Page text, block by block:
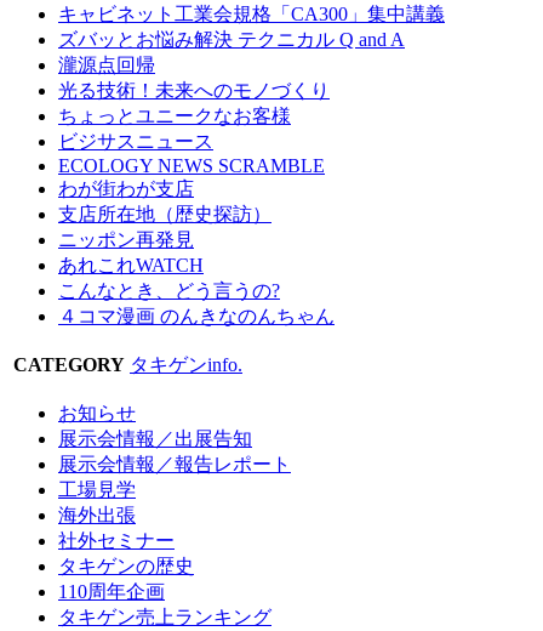
キャビネット工業会規格「CA300」集中講義
ズバッとお悩み解決 テクニカル Q and A
瀧源点回帰
光る技術！未来へのモノづくり
ちょっとユニークなお客様
ビジサスニュース
ECOLOGY NEWS SCRAMBLE
わが街わが支店
支店所在地（歴史探訪）
ニッポン再発見
あれこれWATCH
こんなとき、どう言うの?
４コマ漫画 のんきなのんちゃん
CATEGORY タキゲンinfo.
お知らせ
展示会情報／出展告知
展示会情報／報告レポート
工場見学
海外出張
社外セミナー
タキゲンの歴史
110周年企画
タキゲン売上ランキング